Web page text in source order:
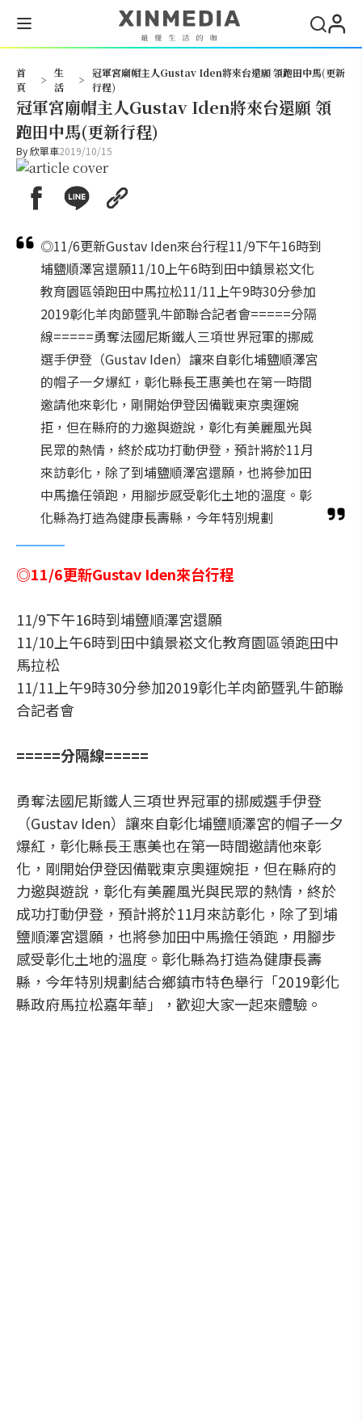
首
頁
>
生
活
>
冠軍宮廟帽主人Gustav Iden將來台還願 領跑田中馬(更新
行程)
冠軍宮廟帽主人Gustav Iden將來台還願 領
跑田中馬(更新行程)
By欣單車2019/10/15
◎11/6更新Gustav Iden來台行程11/9下午16時到
埔鹽順澤宮還願11/10上午6時到田中鎮景崧文化
教育園區領跑田中馬拉松11/11上午9時30分參加
2019彰化羊肉節暨乳牛節聯合記者會=====分隔
線=====勇奪法國尼斯鐵人三項世界冠軍的挪威
選手伊登（Gustav Iden）讓來自彰化埔鹽順澤宮
的帽子一夕爆紅，彰化縣長王惠美也在第一時間
邀請他來彰化，剛開始伊登因備戰東京奧運婉
拒，但在縣府的力邀與遊說，彰化有美麗風光與
民眾的熱情，終於成功打動伊登，預計將於11月
來訪彰化，除了到埔鹽順澤宮還願，也將參加田
中馬擔任領跑，用腳步感受彰化土地的溫度。彰
化縣為打造為健康長壽縣，今年特別規劃
◎11/6更新Gustav Iden來台行程
11/9下午16時到埔鹽順澤宮還願
11/10上午6時到田中鎮景崧文化教育園區領跑田中
馬拉松
11/11上午9時30分參加2019彰化羊肉節暨乳牛節聯
合記者會
=====分隔線=====
勇奪法國尼斯鐵人三項世界冠軍的挪威選手伊登
（Gustav Iden）讓來自彰化埔鹽順澤宮的帽子一夕
爆紅，彰化縣長王惠美也在第一時間邀請他來彰
化，剛開始伊登因備戰東京奧運婉拒，但在縣府的
力邀與遊說，彰化有美麗風光與民眾的熱情，終於
成功打動伊登，預計將於11月來訪彰化，除了到埔
鹽順澤宮還願，也將參加田中馬擔任領跑，用腳步
感受彰化土地的溫度。彰化縣為打造為健康長壽
縣，今年特別規劃結合鄉鎮市特色舉行「2019彰化
縣政府馬拉松嘉年華」，歡迎大家一起來體驗。